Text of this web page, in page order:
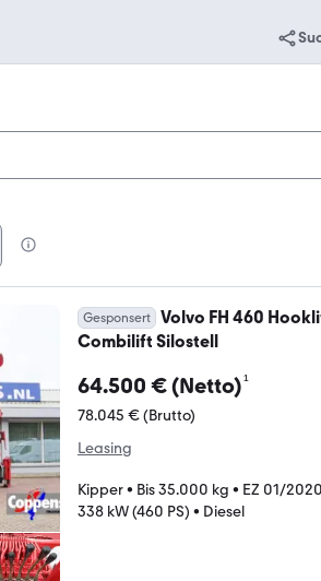
Gesponsert
Volvo FH 460
Combilift Silostell
64.500 € (Netto)¹
78.045 € (Brutto)
Leasing
Kipper• Bis 35.000 kg • EZ 01/2020
338 kW (460 PS) • Diesel